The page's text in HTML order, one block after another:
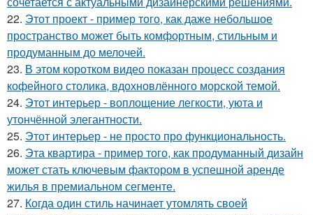
22. Этот проект - пример того, как даже небольшое
пространство может быть комфортным, стильным и
продуманным до мелочей.
23. В этом коротком видео показан процесс создания
кофейного столика, вдохновлённого морской темой.
24. Этот интерьер - воплощение легкости, уюта и
утончённой элегантности.
25. Этот интерьер - не просто про функциональность.
26. Эта квартира - пример того, как продуманный дизайн
может стать ключевым фактором в успешной аренде
жилья в премиальном сегменте.
27. Когда один стиль начинает утомлять своей